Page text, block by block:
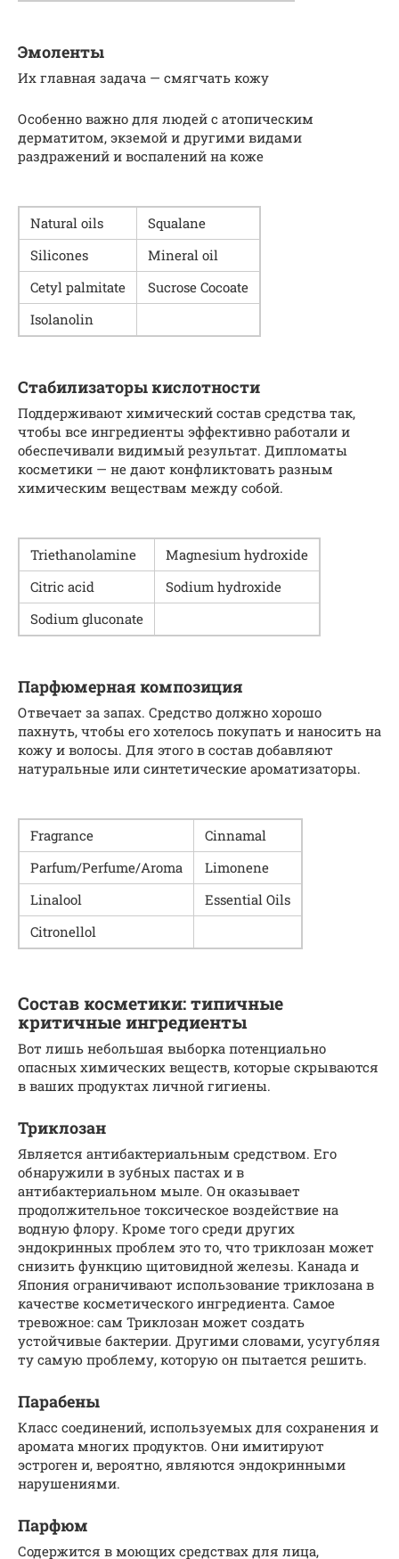
Эмоленты
Их главная задача — смягчать кожу
Особенно важно для людей с атопическим
дерматитом, экземой и другими видами
раздражений и воспалений на коже
Nat­ur­al oils
Squalane
Sil­i­cones
Min­er­al oil
Cetyl palmi­tate
Sucrose Cocoate
Isolano­lin
Стабилизаторы кислотности
Поддерживают химический состав средства так,
чтобы все ингредиенты эффективно работали и
обеспечивали видимый результат. Дипломаты
косметики — не дают конфликтовать разным
химическим веществам между собой.
Tri­ethanolamine
Mag­ne­sium hydroxide
Cit­ric acid
Sodi­um hydroxide
Sodi­um gluconate
Парфюмерная композиция
Отвечает за запах. Средство должно хорошо
пахнуть, чтобы его хотелось покупать и наносить на
кожу и волосы. Для этого в состав добавляют
натуральные или синтетические ароматизаторы.
Fra­grance
Cin­na­mal
Parfum/Perfume/Aroma
Limonene
Linalool
Essen­tial Oils
Cit­ronel­lol
Состав косметики: типичные
критичные ингредиенты
Вот лишь небольшая выборка потенциально
опасных химических веществ, которые скрываются
в ваших продуктах личной гигиены.
Триклозан
Является антибактериальным средством. Его
обнаружили в зубных пастах и в
антибактериальном мыле. Он оказывает
продолжительное токсическое воздействие на
водную флору. Кроме того среди других
эндокринных проблем это то, что триклозан может
снизить функцию щитовидной железы. Канада и
Япония ограничивают использование триклозана в
качестве косметического ингредиента. Самое
тревожное: сам Триклозан может создать
устойчивые бактерии. Другими словами, усугубляя
ту самую проблему, которую он пытается решить.
Парабены
Класс соединений, используемых для сохранения и
аромата многих продуктов. Они имитируют
эстроген и, вероятно, являются эндокринными
нарушениями.
Парфюм
Содержится в моющих средствах для лица,